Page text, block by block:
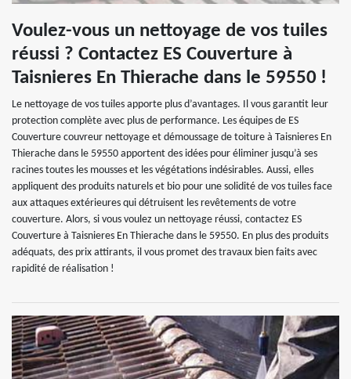
Voulez-vous un nettoyage de vos tuiles
réussi ? Contactez ES Couverture à
Taisnieres En Thierache dans le 59550 !
Le nettoyage de vos tuiles apporte plus d’avantages. Il vous garantit leur
protection complète avec plus de performance. Les équipes de ES
Couverture couvreur nettoyage et démoussage de toiture à Taisnieres En
Thierache dans le 59550 apportent des idées pour éliminer jusqu’à ses
racines toutes les mousses et les végétations indésirables. Aussi, elles
appliquent des produits naturels et bio pour une solidité de vos tuiles face
aux attaques extérieures qui détruisent les revêtements de votre
couverture. Alors, si vous voulez un nettoyage réussi, contactez ES
Couverture à Taisnieres En Thierache dans le 59550. En plus des produits
adéquats, des prix attirants, il vous promet des travaux bien faits avec
rapidité de réalisation !